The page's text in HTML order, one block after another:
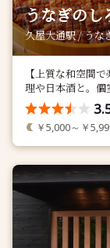
うなぎのし
久屋大通駅 / うな
【上質な和空間
理や日本酒と。個
￥5,000～￥